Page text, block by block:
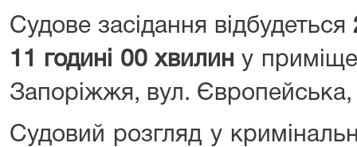
Судове засідання відбудеться
11 годині 00 хвилину
Запоріжжя, вул. Європейська,
Судовий розгляд у